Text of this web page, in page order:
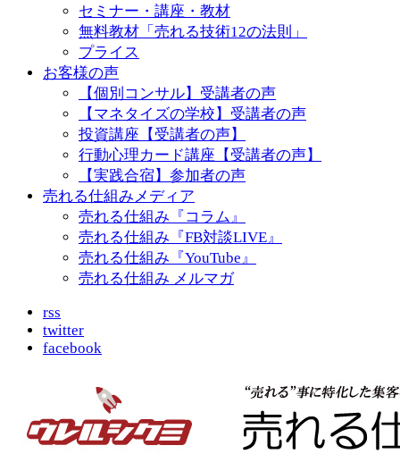
セミナー・講座・教材
無料教材「売れる技術12の法則」
プライス
お客様の声
【個別コンサル】受講者の声
【マネタイズの学校】受講者の声
投資講座【受講者の声】
行動心理カード講座【受講者の声】
【実践合宿】参加者の声
売れる仕組みメディア
売れる仕組み『コラム』
売れる仕組み『FB対談LIVE』
売れる仕組み『YouTube』
売れる仕組み メルマガ
rss
twitter
facebook